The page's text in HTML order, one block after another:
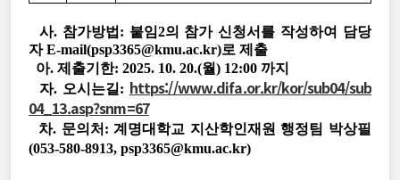
사. 참가방법: 붙임2의 참가 신청서를 작성하여 담당
자 E-mail(psp3365@kmu.ac.kr)로 제출
아. 제출기한: 2025. 10. 20.(월) 12:00 까지
자. 오시는길: https://www.difa.or.kr/kor/sub04/sub
04_13.asp?snm=67
차. 문의처: 계명대학교 지산학인재원 행정팀 박상필
(053-580-8913, psp3365@kmu.ac.kr)